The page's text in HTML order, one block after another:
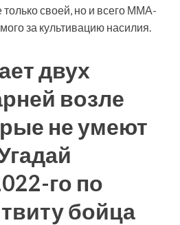
своей, но и всего ММА-
за культивацию насилия.
двух
возле
не умеют
го по
бойца